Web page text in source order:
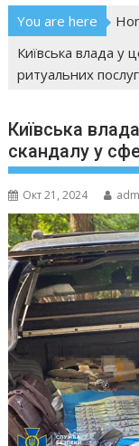
You are here
Київська влада у
ритуальних послуг
Київська
скандалу у
Окт 21, 2024